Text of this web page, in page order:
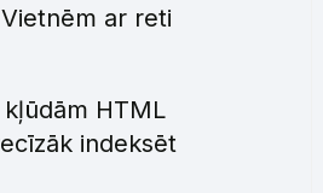
ar reti
HTML
indeksēt